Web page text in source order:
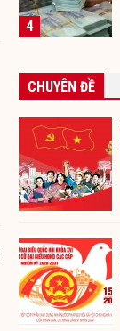
4
CHUYÊN ĐỀ